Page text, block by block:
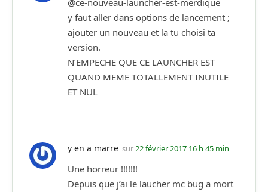
@ce-nouveau-launcher-est-merdique
y faut aller dans options de lancement ;
ajouter un nouveau et la tu choisi ta
version.
N’EMPECHE QUE CE LAUNCHER EST
QUAND MEME TOTALLEMENT INUTILE
ET NUL
y en a marre sur22 février 2017 16 h 45 min
Une horreur !!!!!!!
Depuis que j’ai le laucher mc bug a mort